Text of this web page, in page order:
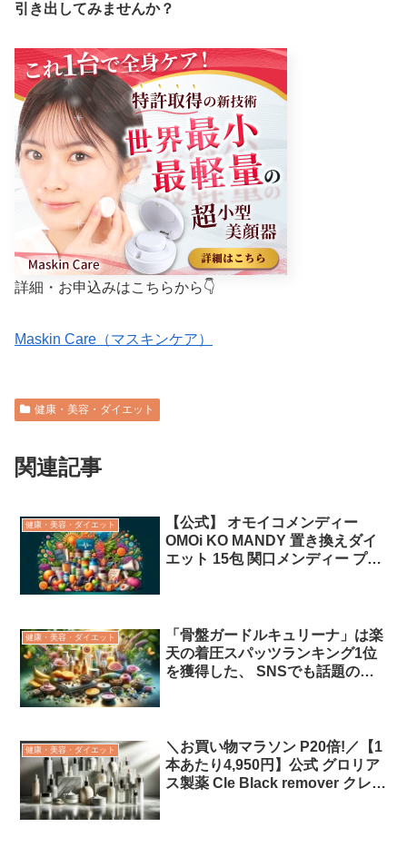
引き出してみませんか？
詳細・お申込みはこちらから👇
Maskin Care（マスキンケア）
健康・美容・ダイエット
関連記事
健康・美容・ダイエット
【公式】 オモイコメンディー
OMOi KO MANDY 置き換えダイ
エット 15包 関口メンディー プロ
告」
健康・美容・ダイエット
「骨盤ガードルキュリーナ」は楽
天の着圧スパッツランキング1位
を獲得した、 SNSでも話題の高
健康・美容・ダイエット
＼お買い物マラソン P20倍!／【1
本あたり4,950円】公式 グロリア
ス製薬 Cle Black remover クレブ